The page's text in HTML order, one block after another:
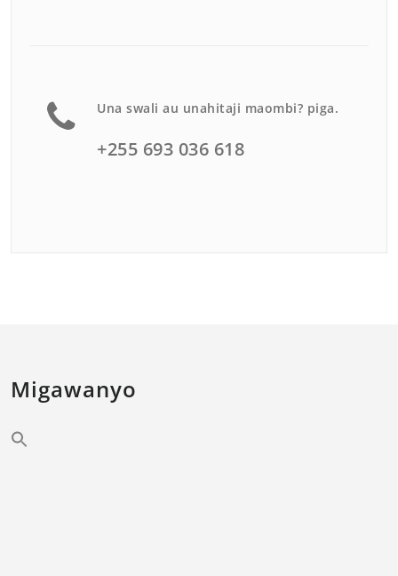
Una swali au unahitaji maombi? piga.
+255 693 036 618
Migawanyo